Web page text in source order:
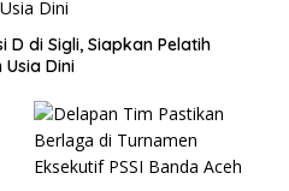
D di Sigli, Siapkan Pelatih
Dini